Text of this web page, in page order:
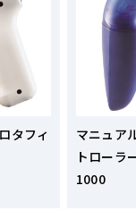
タフィ
マニュア
トロー
1000